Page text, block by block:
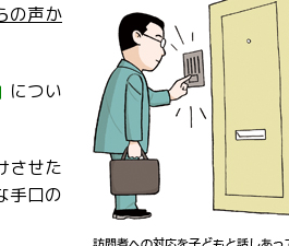
の声か
につい
させた
手口の